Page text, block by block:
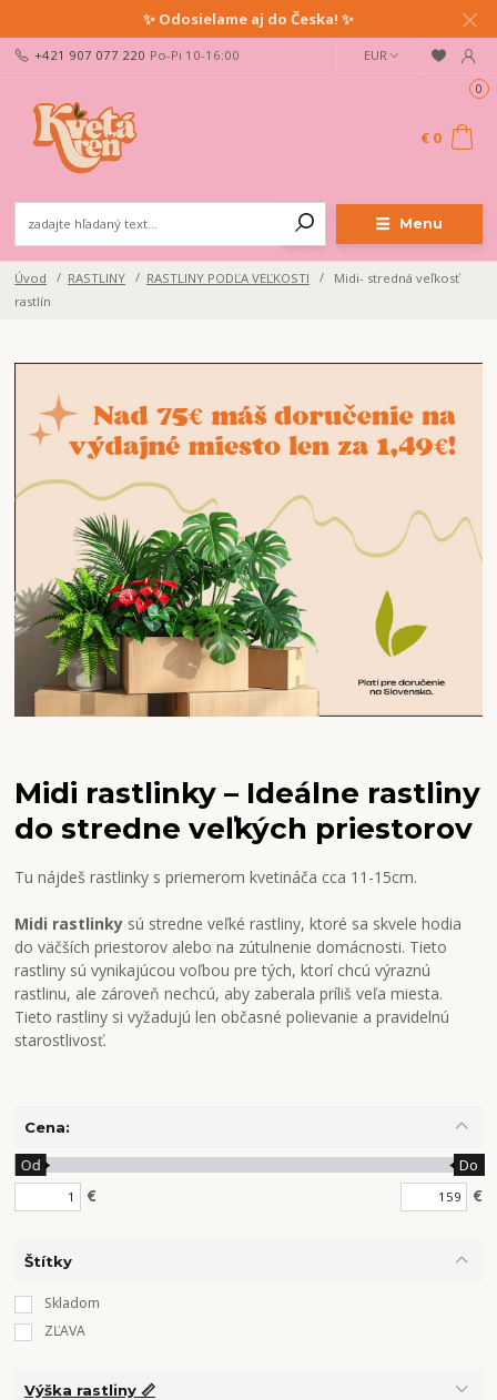
✨ Odosielame aj do Česka! ✨
Menu
EUR
+421 907 077 220 Po-Pi 10-16:00
0
€ 0
Úvod RASTLINY RASTLINY PODĽA VEĽKOSTI
Midi- stredná veľkosť
rastlín
Midi rastlinky – Ideálne rastliny
do stredne veľkých priestorov
Tu nájdeš rastlinky s priemerom kvetináča cca 11-15cm.
Midi rastlinky sú stredne veľké rastliny, ktoré sa skvele hodia
do väčších priestorov alebo na zútulnenie domácnosti. Tieto
rastliny sú vynikajúcou voľbou pre tých, ktorí chcú výraznú
rastlinu, ale zároveň nechcú, aby zaberala príliš veľa miesta.
Tieto rastliny si vyžadujú len občasné polievanie a pravidelnú
starostlivosť.
Cena:
€
Od Do
€
Štítky
Skladom
ZĽAVA
Výška rastliny 📏